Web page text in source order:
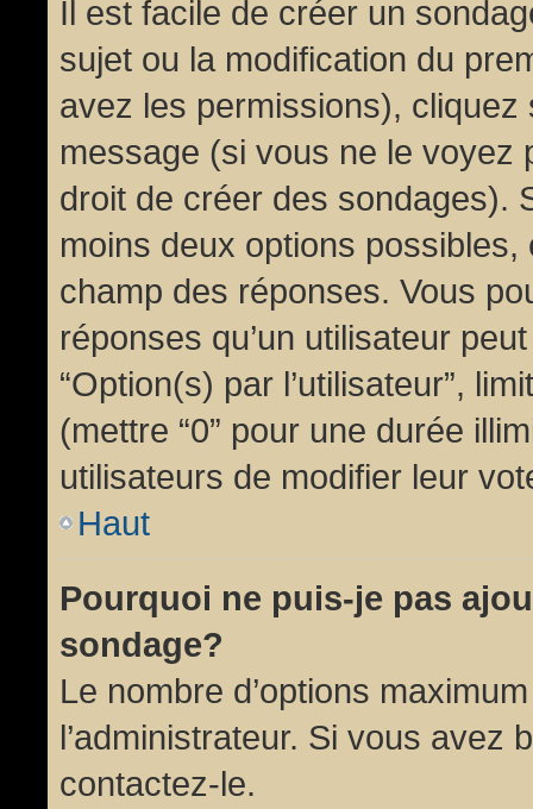
Il est facile de créer un
sujet ou la modification du
avez les permissions), cliquez
message (si vous ne le voyez
droit de créer des sondages).
moins deux options
champ des réponses. Vous
réponses qu’un utilisateur
“Option(s) par l’utilisateur”,
(mettre “0” pour une durée
utilisateurs de modifier leur
Haut
Pourquoi ne puis-je pas
sondage?
Le nombre d’options
l’administrateur. Si vous avez
contactez-le.